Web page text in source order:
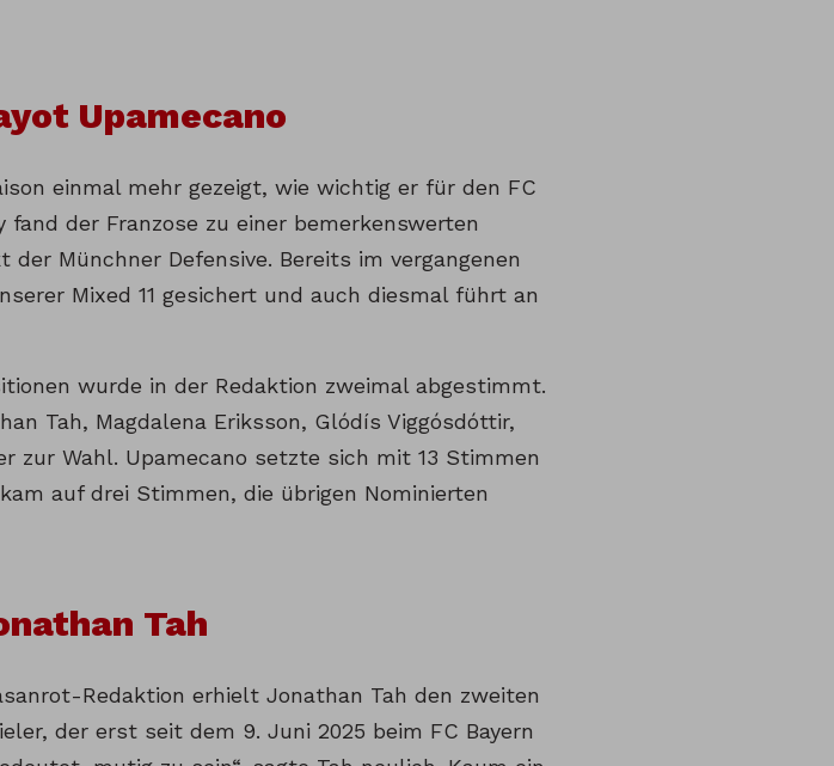
Upamecano
einmal mehr gezeigt, wie wichtig er für den FC
der Franzose zu einer bemerkenswerten
Münchner Defensive. Bereits im vergangenen
Mixed 11 gesichert und auch diesmal führt an
wurde in der Redaktion zweimal abgestimmt.
Tah, Magdalena Eriksson, Glódís Viggósdóttir,
zur Wahl. Upamecano setzte sich mit 13 Stimmen
auf drei Stimmen, die übrigen Nominierten
Tah
Redaktion erhielt Jonathan Tah den zweiten
der erst seit dem 9. Juni 2025 beim FC Bayern